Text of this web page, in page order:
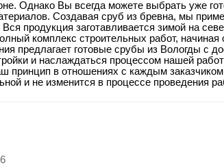
Однако Вы всегда можете выбрать уже
Создавая сруб из бревна, мы
продукция заготавливается зимой на
комплекс строительных работ, начиная
предлагает готовые срубы из Вологды с
и наслаждаться процессом нашей
принцип в отношениях с каждым
и не изменится в процессе проведения